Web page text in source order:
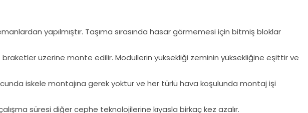
yapılmıştır. Taşıma sırasında hasar görmemesi için bitmiş bloklar
üzerine monte edilir. Modüllerin yüksekliği zeminin yüksekliğine eşittir ve
iskele montajına gerek yoktur ve her türlü hava koşulunda montaj işi
süresi diğer cephe teknolojilerine kıyasla birkaç kez azalır.